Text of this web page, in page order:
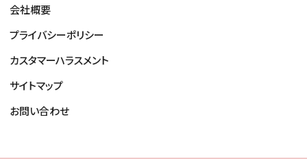
会社概要
プライバシーポリシー
カスタマーハラスメント
サイトマップ
お問い合わせ